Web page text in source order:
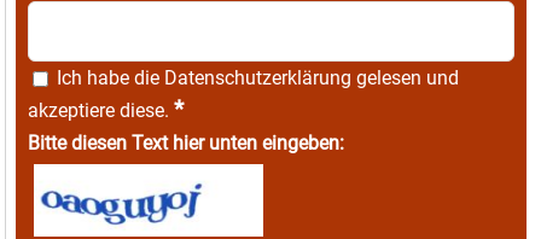
Ich habe die Datenschutzerklärung gelesen und
akzeptiere diese. *
Bitte diesen Text hier unten eingeben: